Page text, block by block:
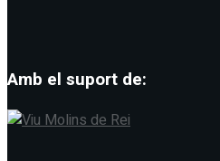
Amb el suport de: